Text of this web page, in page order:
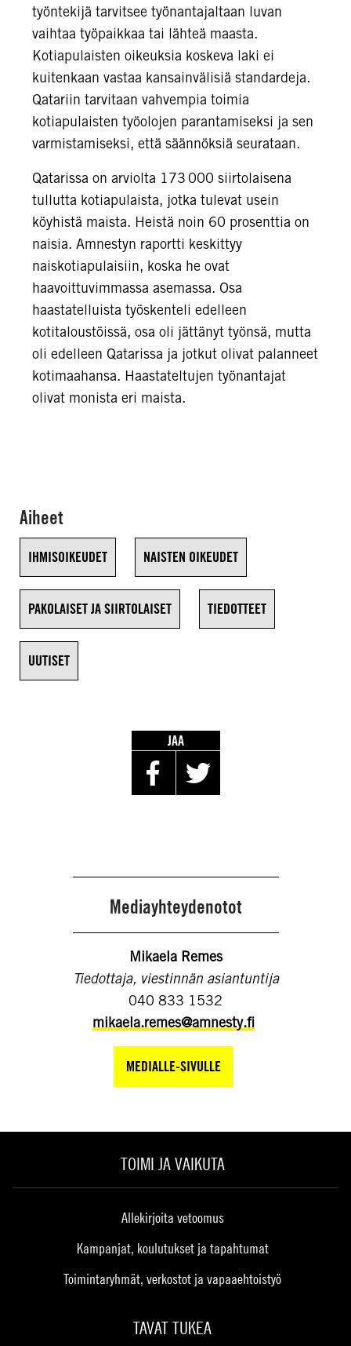
työntekijä tarvitsee työnantajaltaan luvan
vaihtaa työpaikkaa tai lähteä maasta.
Kotiapulaisten oikeuksia koskeva laki ei
kuitenkaan vastaa kansainvälisiä standardeja.
Qatariin tarvitaan vahvempia toimia
kotiapulaisten työolojen parantamiseksi ja sen
varmistamiseksi, että säännöksiä seurataan.
Qatarissa on arviolta 173 000 siirtolaisena
tullutta kotiapulaista, jotka tulevat usein
köyhistä maista. Heistä noin 60 prosenttia on
naisia. Amnestyn raportti keskittyy
naiskotiapulaisiin, koska he ovat
haavoittuvimmassa asemassa. Osa
haastatelluista työskenteli edelleen
kotitaloustöissä, osa oli jättänyt työnsä, mutta
oli edelleen Qatarissa ja jotkut olivat palanneet
kotimaahansa. Haastateltujen työnantajat
olivat monista eri maista.
Aiheet
IHMISOIKEUDET NAISTEN OIKEUDET
PAKOLAISET JA SIIRTOLAISET TIEDOTTEET
UUTISET
JAA
Mediayhteydenotot
Mikaela Remes
Tiedottaja, viestinnän asiantuntija
040 833 1532
mikaela.remes@amnesty.fi
MEDIALLE-SIVULLE
TOIMI JA VAIKUTA
Allekirjoita vetoomus
Kampanjat, koulutukset ja tapahtumat
Toimintaryhmät, verkostot ja vapaaehtoistyö
TAVAT TUKEA